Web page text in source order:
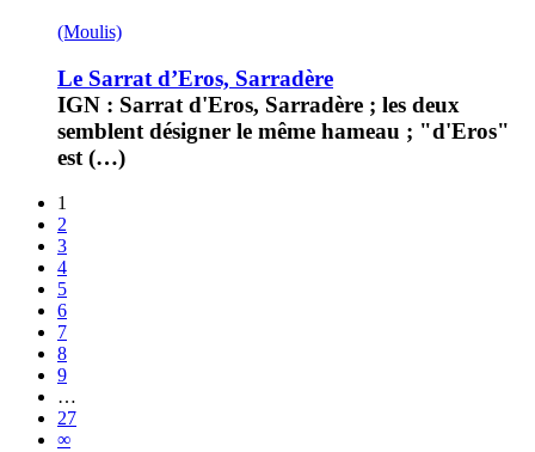
(Moulis)
Le Sarrat d’Eros, Sarradère
IGN : Sarrat d'Eros, Sarradère ; les deux
semblent désigner le même hameau ; "d'Eros"
est (…)
1
2
3
4
5
6
7
8
9
…
27
∞